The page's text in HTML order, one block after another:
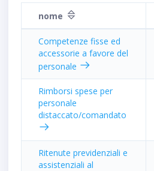
nome
Competenze fisse ed
accessorie a favore del
personale
Rimborsi spese per
personale
distaccato/comandato
Ritenute previdenziali e
assistenziali al